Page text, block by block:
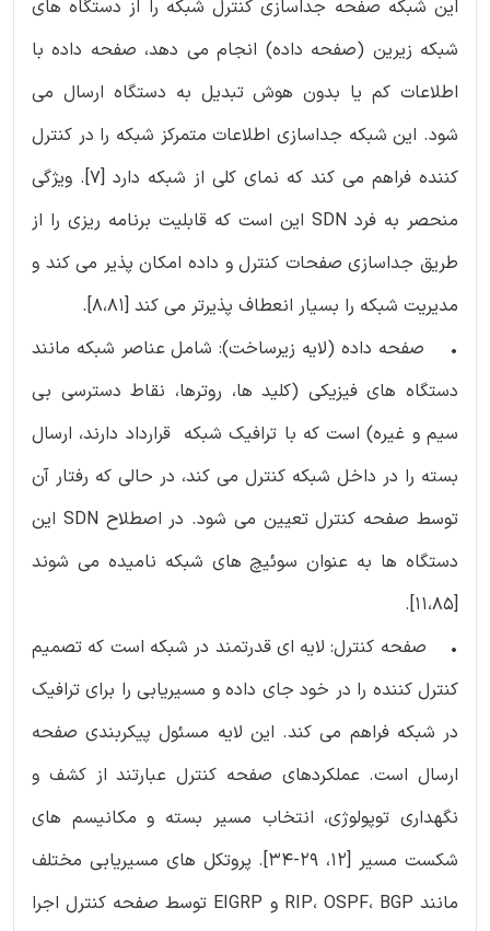
این شبکه صفحه جداسازی کنترل شبکه را از دستگاه های
شبکه زیرین (صفحه داده) انجام می دهد، صفحه داده با
اطلاعات کم یا بدون هوش تبدیل به دستگاه ارسال می
شود. این شبکه جداسازی اطلاعات متمرکز شبکه را در کنترل
کننده فراهم می کند که نمای کلی از شبکه دارد [7]. ویژگی
منحصر به فرد SDN این است که قابلیت برنامه ریزی را از
طریق جداسازی صفحات کنترل و داده امکان پذیر می کند و
مدیریت شبکه را بسیار انعطاف پذیرتر می کند [8،81].
• صفحه داده (لایه زیرساخت): شامل عناصر شبکه مانند
دستگاه های فیزیکی (کلید ها، روترها، نقاط دسترسی بی
سیم و غیره) است که با ترافیک شبکه قرارداد دارند، ارسال
بسته را در داخل شبکه کنترل می کند، در حالی که رفتار آن
توسط صفحه کنترل تعیین می شود. در اصطلاح SDN این
دستگاه ها به عنوان سوئیچ های شبکه نامیده می شوند
[11،85].
• صفحه کنترل: لایه ای قدرتمند در شبکه است که تصمیم
کنترل کننده را در خود جای داده و مسیریابی را برای ترافیک
در شبکه فراهم می کند. این لایه مسئول پیکربندی صفحه
ارسال است. عملکردهای صفحه کنترل عبارتند از کشف و
نگهداری توپولوژی، انتخاب مسیر بسته و مکانیسم های
شکست مسیر [12، 29-34]. پروتکل های مسیریابی مختلف
مانند RIP، OSPF، BGP و EIGRP توسط صفحه کنترل اجرا